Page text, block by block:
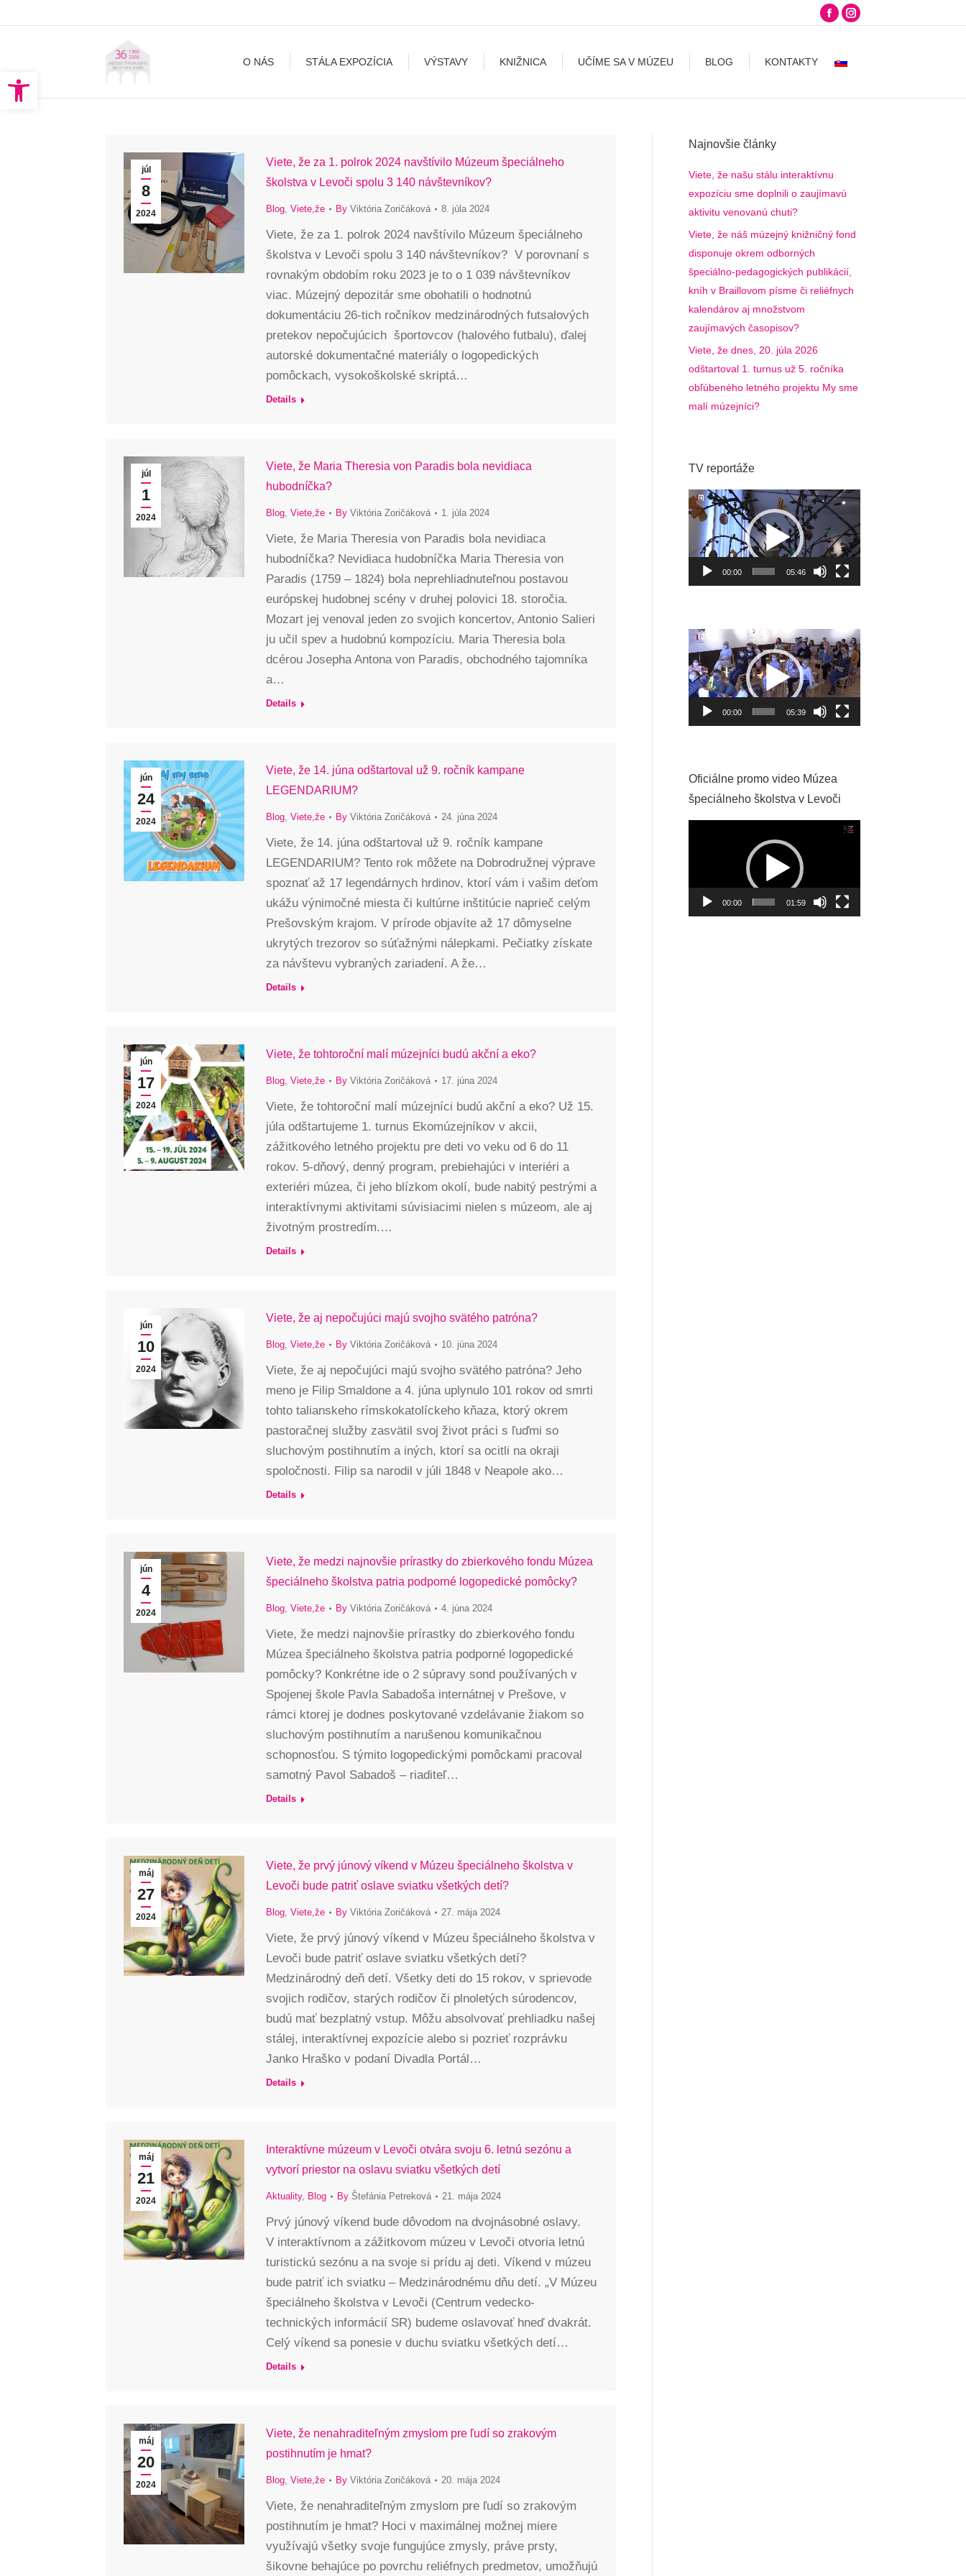
Open toolbar
Facebook
opens
new
Instagram
new
O NÁS STÁLA EXPOZÍCIA VÝSTAVY KNIŽNICA UČÍME SA V MÚZEU BLOG KONTAKTY
júl
8
2024
Viete, že za 1. polrok 2024 navštívilo Múzeum špeciálneho
školstva v Levoči spolu 3 140 návštevníkov?
Blog, Viete,že By Viktória Zoričáková 8. júla 2024
Viete, že za 1. polrok 2024 navštívilo Múzeum špeciálneho
školstva v Levoči spolu 3 140 návštevníkov? V porovnaní s
rovnakým obdobím roku 2023 je to o 1 039 návštevníkov
viac. Múzejný depozitár sme obohatili o hodnotnú
dokumentáciu 26-tich ročníkov medzinárodných futsalových
pretekov nepočujúcich športovcov (halového futbalu), ďalej
autorské dokumentačné materiály o logopedických
pomôckach, vysokoškolské skriptá…
Details
júl
1
2024
Viete, že Maria Theresia von Paradis bola nevidiaca
hubodníčka?
Blog, Viete,že By Viktória Zoričáková 1. júla 2024
Viete, že Maria Theresia von Paradis bola nevidiaca
hubodníčka? Nevidiaca hudobníčka Maria Theresia von
Paradis (1759 – 1824) bola neprehliadnuteľnou postavou
európskej hudobnej scény v druhej polovici 18. storočia.
Mozart jej venoval jeden zo svojich koncertov, Antonio Salieri
ju učil spev a hudobnú kompozíciu. Maria Theresia bola
dcérou Josepha Antona von Paradis, obchodného tajomníka
a…
Details
jún
24
2024
Viete, že 14. júna odštartoval už 9. ročník kampane
LEGENDARIUM?
Blog, Viete,že By Viktória Zoričáková 24. júna 2024
Viete, že 14. júna odštartoval už 9. ročník kampane
LEGENDARIUM? Tento rok môžete na Dobrodružnej výprave
spoznať až 17 legendárnych hrdinov, ktorí vám i vašim deťom
ukážu výnimočné miesta či kultúrne inštitúcie naprieč celým
Prešovským krajom. V prírode objavíte až 17 dômyselne
ukrytých trezorov so súťažnými nálepkami. Pečiatky získate
za návštevu vybraných zariadení. A že…
Details
jún
17
2024
Viete, že tohtoroční malí múzejníci budú akční a eko?
Blog, Viete,že By Viktória Zoričáková 17. júna 2024
Viete, že tohtoroční malí múzejníci budú akční a eko? Už 15.
júla odštartujeme 1. turnus Ekomúzejníkov v akcii,
zážitkového letného projektu pre deti vo veku od 6 do 11
rokov. 5-dňový, denný program, prebiehajúci v interiéri a
exteriéri múzea, či jeho blízkom okolí, bude nabitý pestrými a
interaktívnymi aktivitami súvisiacimi nielen s múzeom, ale aj
životným prostredím.…
Details
jún
10
2024
Viete, že aj nepočujúci majú svojho svätého patróna?
Blog, Viete,že By Viktória Zoričáková 10. júna 2024
Viete, že aj nepočujúci majú svojho svätého patróna? Jeho
meno je Filip Smaldone a 4. júna uplynulo 101 rokov od smrti
tohto talianskeho rímskokatolíckeho kňaza, ktorý okrem
pastoračnej služby zasvätil svoj život práci s ľuďmi so
sluchovým postihnutím a iných, ktorí sa ocitli na okraji
spoločnosti. Filip sa narodil v júli 1848 v Neapole ako…
Details
jún
4
2024
Viete, že medzi najnovšie prírastky do zbierkového fondu Múzea
špeciálneho školstva patria podporné logopedické pomôcky?
Blog, Viete,že By Viktória Zoričáková 4. júna 2024
Viete, že medzi najnovšie prírastky do zbierkového fondu
Múzea špeciálneho školstva patria podporné logopedické
pomôcky? Konkrétne ide o 2 súpravy sond používaných v
Spojenej škole Pavla Sabadoša internátnej v Prešove, v
rámci ktorej je dodnes poskytované vzdelávanie žiakom so
sluchovým postihnutím a narušenou komunikačnou
schopnosťou. S týmito logopedickými pomôckami pracoval
samotný Pavol Sabadoš – riaditeľ…
Details
máj
27
2024
Viete, že prvý júnový víkend v Múzeu špeciálneho školstva v
Levoči bude patriť oslave sviatku všetkých detí?
Blog, Viete,že By Viktória Zoričáková 27. mája 2024
Viete, že prvý júnový víkend v Múzeu špeciálneho školstva v
Levoči bude patriť oslave sviatku všetkých detí?
Medzinárodný deň detí. Všetky deti do 15 rokov, v sprievode
svojich rodičov, starých rodičov či plnoletých súrodencov,
budú mať bezplatný vstup. Môžu absolvovať prehliadku našej
stálej, interaktívnej expozície alebo si pozrieť rozprávku
Janko Hraško v podaní Divadla Portál…
Details
máj
21
2024
Interaktívne múzeum v Levoči otvára svoju 6. letnú sezónu a
vytvorí priestor na oslavu sviatku všetkých detí
Aktuality, Blog By Štefánia Petreková 21. mája 2024
Prvý júnový víkend bude dôvodom na dvojnásobné oslavy.
V interaktívnom a zážitkovom múzeu v Levoči otvoria letnú
turistickú sezónu a na svoje si prídu aj deti. Víkend v múzeu
bude patriť ich sviatku – Medzinárodnému dňu detí. „V Múzeu
špeciálneho školstva v Levoči (Centrum vedecko-
technických informácií SR) budeme oslavovať hneď dvakrát.
Celý víkend sa ponesie v duchu sviatku všetkých detí…
Details
máj
20
2024
Viete, že nenahraditeľným zmyslom pre ľudí so zrakovým
postihnutím je hmat?
Blog, Viete,že By Viktória Zoričáková 20. mája 2024
Viete, že nenahraditeľným zmyslom pre ľudí so zrakovým
postihnutím je hmat? Hoci v maximálnej možnej miere
využívajú všetky svoje fungujúce zmysly, práve prsty,
šikovne behajúce po povrchu reliéfnych predmetov, umožňujú
Najnovšie články
Viete, že našu stálu interaktívnu
expozíciu sme doplnili o zaujímavú
aktivitu venovanú chuti?
Viete, že náš múzejný knižničný fond
disponuje okrem odborných
špeciálno-pedagogických publikácií,
kníh v Braillovom písme či reliéfnych
kalendárov aj množstvom
zaujímavých časopisov?
Viete, že dnes, 20. júla 2026
odštartoval 1. turnus už 5. ročníka
obľúbeného letného projektu My sme
malí múzejníci?
TV reportáže
Video
prehrávač
00:00 05:46
Video
prehrávač
00:00 05:39
Oficiálne promo video Múzea
špeciálneho školstva v Levoči
00:00 01:59
O NÁS STÁLA EXPOZÍCIA VÝSTAVY KNIŽNICA UČÍME SA V MÚZEU BLOG KONTAKTY